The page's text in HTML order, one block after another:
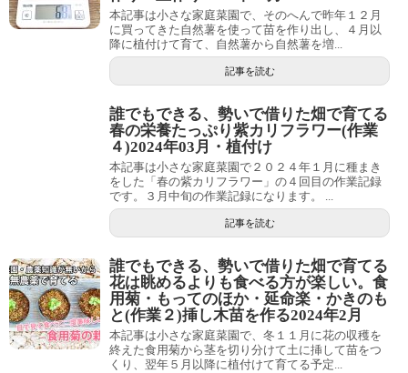
本記事は小さな家庭菜園で、そのへんで昨年１２月
に買ってきた自然薯を使って苗を作り出し、４月以
降に植付けて育て、自然薯から自然薯を増...
記事を読む
誰でもできる、勢いで借りた畑で育てる
春の栄養たっぷり紫カリフラワー(作業
４)2024年03月・植付け
本記事は小さな家庭菜園で２０２４年１月に種まき
をした「春の紫カリフラワー」の４回目の作業記録
です。３月中旬の作業記録になります。 ...
記事を読む
誰でもできる、勢いで借りた畑で育てる
花は眺めるよりも食べる方が楽しい。食
用菊・もってのほか・延命楽・かきのも
と(作業２)挿し木苗を作る2024年2月
本記事は小さな家庭菜園で、冬１１月に花の収穫を
終えた食用菊から茎を切り分けて土に挿して苗をつ
くり、翌年５月以降に植付けて育てる予定...